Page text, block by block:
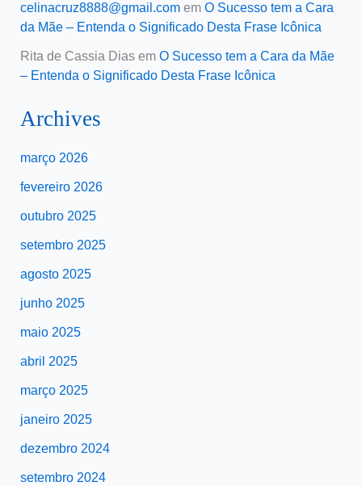
celinacruz8888@gmail.comem O Sucesso tem a Cara
da Mãe – Entenda o Significado Desta Frase Icônica
Rita de Cassia Diasem O Sucesso tem a Cara da Mãe
– Entenda o Significado Desta Frase Icônica
Archives
março 2026
fevereiro 2026
outubro 2025
setembro 2025
agosto 2025
junho 2025
maio 2025
abril 2025
março 2025
janeiro 2025
dezembro 2024
setembro 2024